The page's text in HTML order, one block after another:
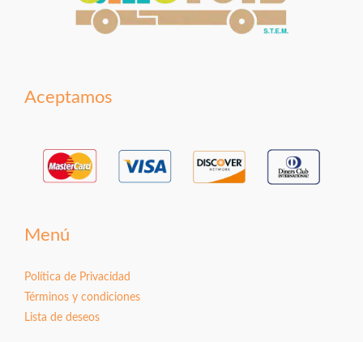
Aceptamos
Menú
Política de Privacidad
Términos y condiciones
Lista de deseos